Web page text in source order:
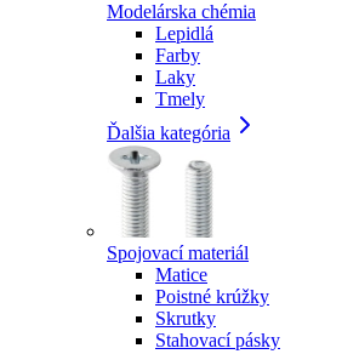
Modelárska chémia
Lepidlá
Farby
Laky
Tmely
Ďalšia kategória
Spojovací materiál
Matice
Poistné krúžky
Skrutky
Stahovací pásky